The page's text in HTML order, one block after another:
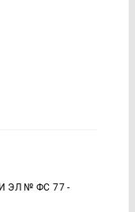
ЭЛ № ФС 77 -